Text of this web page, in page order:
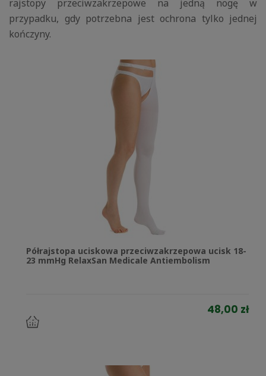
rajstopy przeciwzakrzepowe na jedną nogę w
przypadku, gdy potrzebna jest ochrona tylko jednej
kończyny.
Półrajstopa uciskowa przeciwzakrzepowa ucisk 18-
23 mmHg RelaxSan Medicale Antiembolism
48,00 zł
do
koszyka